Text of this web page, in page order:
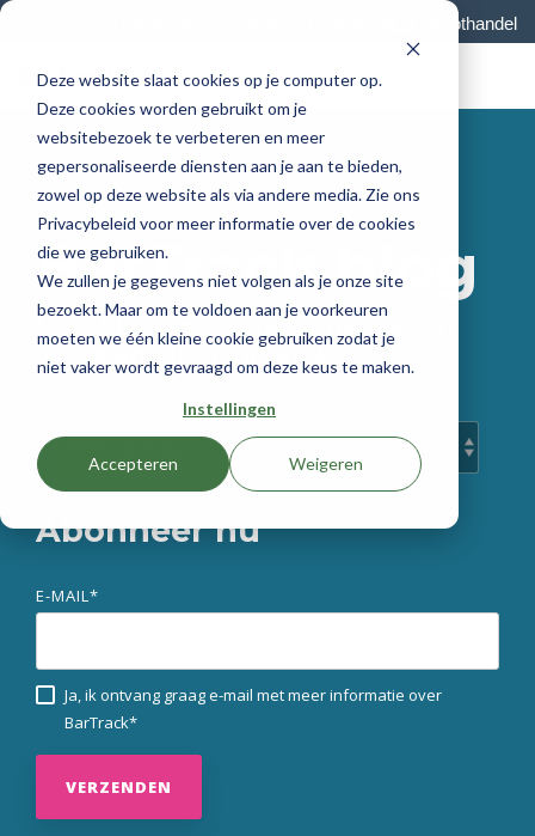
Deze website slaat cookies op je computer op.
Deze cookies worden gebruikt om je
websitebezoek te verbeteren en meer
gepersonaliseerde diensten aan je aan te bieden,
zowel op deze website als via andere media. Zie ons
Privacybeleid voor meer informatie over de cookies
die we gebruiken.
We zullen je gegevens niet volgen als je onze site
bezoekt. Maar om te voldoen aan je voorkeuren
moeten we één kleine cookie gebruiken zodat je
niet vaker wordt gevraagd om deze keus te maken.
Instellingen
Accepteren Weigeren
Skip
main
content.
Groothandel
BarTrack blog
Lees hier over onze innovaties en
verhalen uit de praktijk.
Abonneer nu
E-MAIL *
Ja, ik ontvang graag e-mail met meer informatie over
BarTrack*